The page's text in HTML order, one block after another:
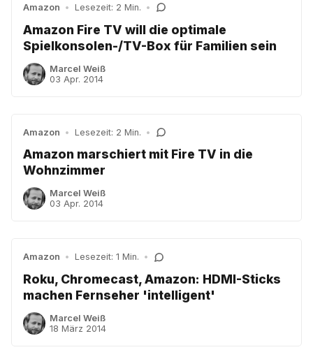
Amazon • Lesezeit: 2 Min. •
Amazon Fire TV will die optimale
Spielkonsolen-/TV-Box für Familien sein
Marcel Weiß
03 Apr. 2014
Amazon • Lesezeit: 2 Min. •
Amazon marschiert mit Fire TV in die
Wohnzimmer
Marcel Weiß
03 Apr. 2014
Amazon • Lesezeit: 1 Min. •
Roku, Chromecast, Amazon: HDMI-Sticks
machen Fernseher 'intelligent'
Marcel Weiß
18 März 2014